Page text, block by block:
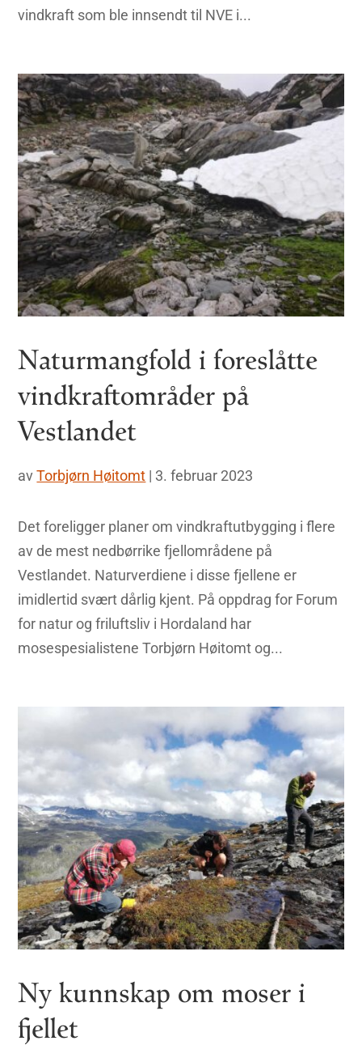
vindkraft som ble innsendt til NVE i...
Naturmangfold i foreslåtte
vindkraftområder på
Vestlandet
avTorbjørn Høitomt | 3. februar 2023
Det foreligger planer om vindkraftutbygging i flere
av de mest nedbørrike fjellområdene på
Vestlandet. Naturverdiene i disse fjellene er
imidlertid svært dårlig kjent. På oppdrag for Forum
for natur og friluftsliv i Hordaland har
mosespesialistene Torbjørn Høitomt og...
Ny kunnskap om moser i
fjellet